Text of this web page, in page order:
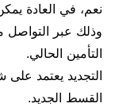
نعم، في العادة
وذلك عبر التواصل
التأمين الحالي.
التجديد يعتمد
القسط الجديد.